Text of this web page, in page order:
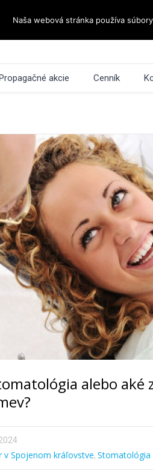
akcie Cenník
alebo aké
v Spojenom kráľovstve, Stomatológia
Naša webová stránka používa